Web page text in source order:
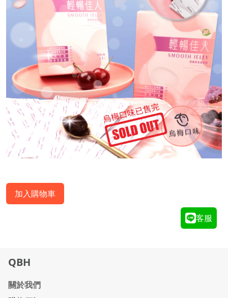
加入購物車
客服
QBH
關於我們